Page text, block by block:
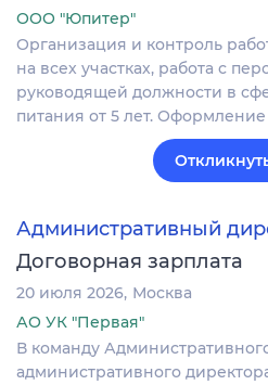
ООО "Юпитер"
Организация и контроль
на всех участках, работа с
руководящей должности в
питания от 5 лет. Оформление
Административный
Договорная зарплата
20 июля 2026 Москва
АО УК "Первая"
В команду
административного